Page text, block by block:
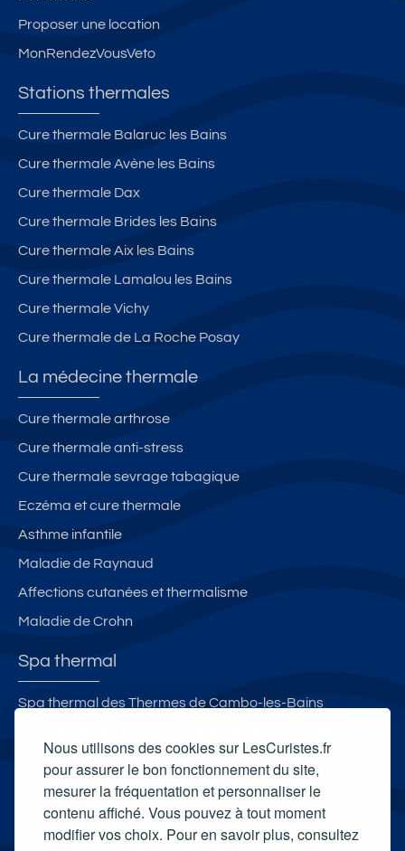
Nous utilisons des cookies sur LesCuristes.fr
pour assurer le bon fonctionnement du site,
mesurer la fréquentation et personnaliser le
contenu affiché. Vous pouvez à tout moment
modifier vos choix. Pour en savoir plus, consultez
Proposer une location
MonRendezVousVeto
Stations thermales
Cure thermale Balaruc les Bains
Cure thermale Avène les Bains
Cure thermale Dax
Cure thermale Brides les Bains
Cure thermale Aix les Bains
Cure thermale Lamalou les Bains
Cure thermale Vichy
Cure thermale de La Roche Posay
La médecine thermale
Cure thermale arthrose
Cure thermale anti-stress
Cure thermale sevrage tabagique
Eczéma et cure thermale
Asthme infantile
Maladie de Raynaud
Affections cutanées et thermalisme
Maladie de Crohn
Spa thermal
Spa thermal des Thermes de Cambo-les-Bains
Spa thermal des Thermes du Boulou
Carte cadeau spa Vichy
Carte cadeau spa Bagnoles-de-l'Orne